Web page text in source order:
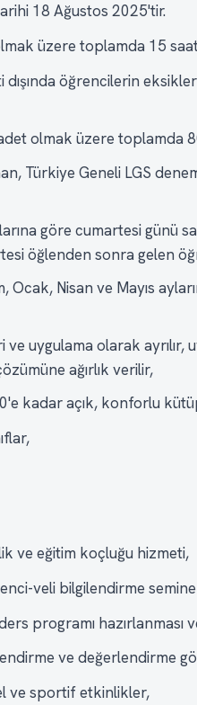
18 Ağustos 2025'tir.
üzere toplamda 15 saat
dışında öğrencilerin
olmak üzere toplamda
Türkiye Geneli LGS
göre cumartesi günü
öğlenden sonra gelen
Ocak, Nisan ve Mayıs
uygulama olarak ayrılır,
ağırlık verilir,
kadar açık, konforlu
ve eğitim koçluğu hizmeti,
veli bilgilendirme
programı hazırlanması
ve değerlendirme
ve sportif etkinlikler,